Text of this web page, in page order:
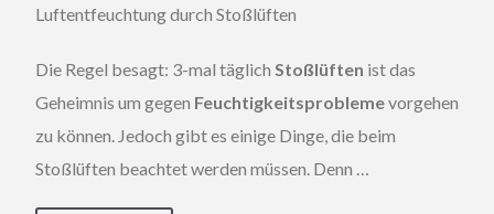
Luftentfeuchtung durch Stoßlüften
Die Regel besagt: 3-mal täglich Stoßlüften ist das
Geheimnis um gegen Feuchtigkeitsproblemevorgehen
zu können. Jedoch gibt es einige Dinge, die beim
Stoßlüften beachtet werden müssen. Denn …